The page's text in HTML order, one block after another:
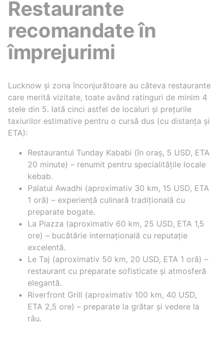
Restaurante
recomandate în
împrejurimi
Lucknow și zona înconjurătoare au câteva restaurante
care merită vizitate, toate având ratinguri de minim 4
stele din 5. Iată cinci astfel de localuri și prețurile
taxiurilor estimative pentru o cursă dus (cu distanța și
ETA):
Restaurantul Tunday Kababi (în oraș, 5 USD, ETA
20 minute) – renumit pentru specialitățile locale
kebab.
Palatul Awadhi (aproximativ 30 km, 15 USD, ETA
1 oră) – experiență culinară tradițională cu
preparate bogate.
La Piazza (aproximativ 60 km, 25 USD, ETA 1,5
ore) – bucătărie internațională cu reputație
excelentă.
Le Taj (aproximativ 50 km, 20 USD, ETA 1 oră) –
restaurant cu preparate sofisticate și atmosferă
elegantă.
Riverfront Grill (aproximativ 100 km, 40 USD,
ETA 2,5 ore) – preparate la grătar și vedere la
râu.